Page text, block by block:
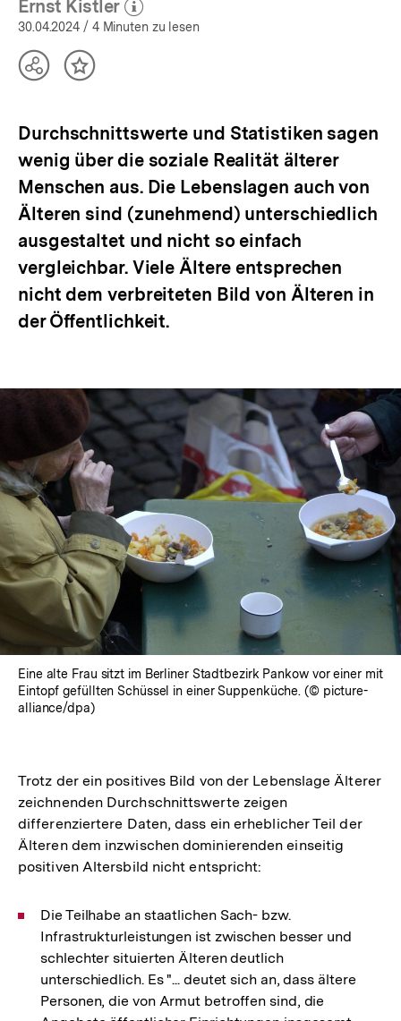
Ernst Kistler
(Mehr zum Autor)
öffnen
30.04.2024 / 4 Minuten zu lesen
TeilenInhalt
Durchschnittswerte und Statistiken sagen
wenig über die soziale Realität älterer
Menschen aus. Die Lebenslagen auch von
Älteren sind (zunehmend) unterschiedlich
ausgestaltet und nicht so einfach
vergleichbar. Viele Ältere entsprechen
nicht dem verbreiteten Bild von Älteren in
der Öffentlichkeit.
Eine alte Frau sitzt im Berliner Stadtbezirk Pankow vor einer mit
Eintopf gefüllten Schüssel in einer Suppenküche. (© picture-
alliance/dpa)
Trotz der ein positives Bild von der Lebenslage Älterer
zeichnenden Durchschnittswerte zeigen
differenziertere Daten, dass ein erheblicher Teil der
Älteren dem inzwischen dominierenden einseitig
positiven Altersbild nicht entspricht:
Die Teilhabe an staatlichen Sach- bzw.
Infrastrukturleistungen ist zwischen besser und
schlechter situierten Älteren deutlich
unterschiedlich. Es "... deutet sich an, dass ältere
Personen, die von Armut betroffen sind, die